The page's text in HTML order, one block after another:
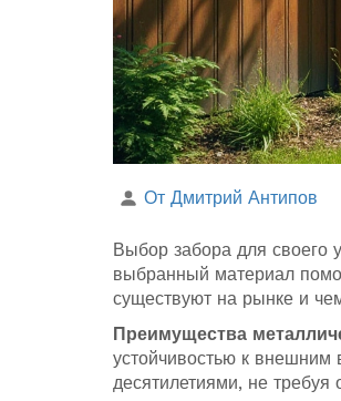
От Дмитрий Антипов
Выбор забора для своего
выбранный материал
существуют на рынке и
Преимущества
устойчивостью к внешним
десятилетиями, не требуя